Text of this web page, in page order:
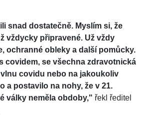
snad dostatečně. Myslím si, že
vždycky připravené. Už vždy
ochranné obleky a další pomůcky.
covidem, se všechna zdravotnická
covidu nebo na jakoukoliv
a postavilo na nohy, že v 21.
války neměla obdoby," řekl ředitel